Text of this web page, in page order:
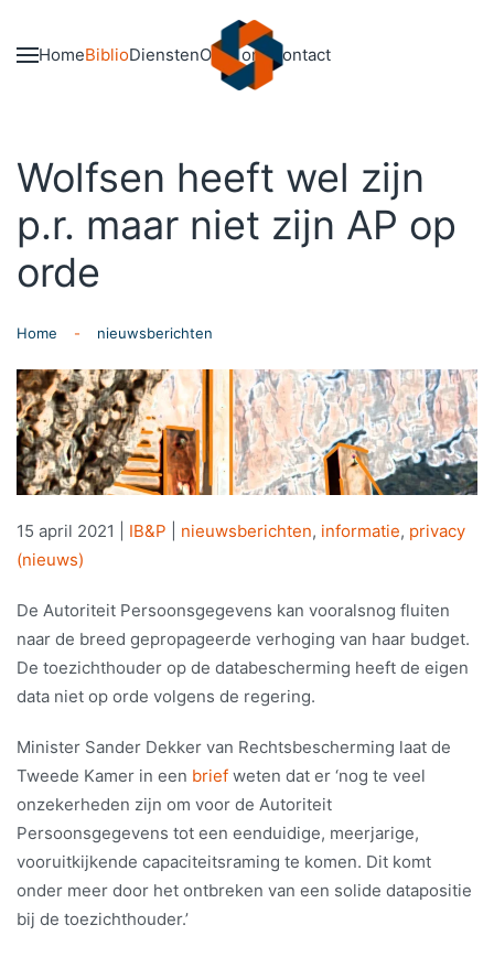
Skip to main content
HomeBiblioDienstenOver onsContact
Wolfsen heeft wel zijn
p.r. maar niet zijn AP op
orde
Home nieuwsberichten
15 april 2021 IB&P nieuwsberichten, informatie, privacy
(nieuws)
De Autoriteit Persoonsgegevens kan vooralsnog fluiten
naar de breed gepropageerde verhoging van haar budget.
De toezichthouder op de databescherming heeft de eigen
data niet op orde volgens de regering.
Minister Sander Dekker van Rechtsbescherming laat de
Tweede Kamer in een brief weten dat er ‘nog te veel
onzekerheden zijn om voor de Autoriteit
Persoonsgegevens tot een eenduidige, meerjarige,
vooruitkijkende capaciteitsraming te komen. Dit komt
onder meer door het ontbreken van een solide datapositie
bij de toezichthouder.’